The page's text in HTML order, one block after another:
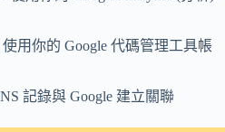
用你的 Google 代碼管理工具帳
記錄與 Google 建立關聯